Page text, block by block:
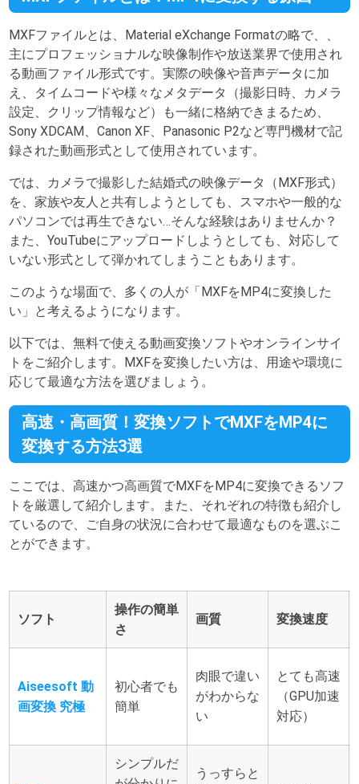
MXFファイルとは、Material eXchange Formatの略で、、
主にプロフェッショナルな映像制作や放送業界で使用され
る動画ファイル形式です。実際の映像や音声データに加
え、タイムコードや様々なメタデータ（撮影日時、カメラ
設定、クリップ情報など）も一緒に格納できまるため、
Sony XDCAM、Canon XF、Panasonic P2など専門機材で記
録された動画形式として使用されています。
では、カメラで撮影した結婚式の映像データ（MXF形式）
を、家族や友人と共有しようとしても、スマホや一般的な
パソコンでは再生できない…そんな経験はありませんか？
また、YouTubeにアップロードしようとしても、対応して
いない形式として弾かれてしまうこともあります。
このような場面で、多くの人が「MXFをMP4に変換した
い」と考えるようになります。
以下では、無料で使える動画変換ソフトやオンラインサイ
トをご紹介します。MXFを変換したい方は、用途や環境に
応じて最適な方法を選びましょう。
高速・高画質！変換ソフトでMXFをMP4に
変換する方法3選
ここでは、高速かつ高画質でMXFをMP4に変換できるソフ
トを厳選して紹介します。また、それぞれの特徴も紹介し
ているので、ご自身の状況に合わせて最適なものを選ぶこ
とができます。
ソフト
操作の簡単
さ
画質 変換速度
Aiseesoft 動
画変換 究極
初心者でも
簡単
肉眼で違い
がわからな
い
とても高速
（GPU加速
対応）
シンプルだ
うっすらと